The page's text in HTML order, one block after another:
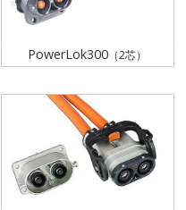
PowerLok300 （2芯）